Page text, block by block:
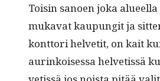
Toisin sanoen joka
muka­vat kaupun­git ja
kont­tori hel­vetit, on kait
aurinkoises­sa hel­vetis­sä